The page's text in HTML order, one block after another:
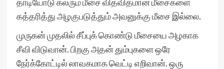
கத்தரித்து அழகுபடுத்தும் அவனுக்கு மீசை இல்லை.
முருகன் முதலில் சீப்புக் கொண்டு மீசையை அழகாக
சீவி விடுவான். பிறகு அதன் தும்புகளை ஒரே
நேர்க்கோட்டில் லாவகமாக வெட்டி எறிவான். ஒரு